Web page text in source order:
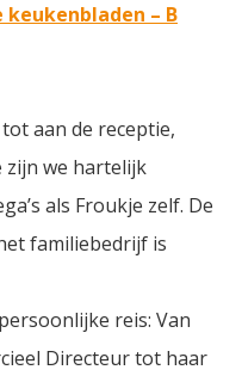
keukenbladen – B
aan de receptie,
zijn we hartelijk
als Froukje zelf. De
familiebedrijf is
reis: Van
Directeur tot haar